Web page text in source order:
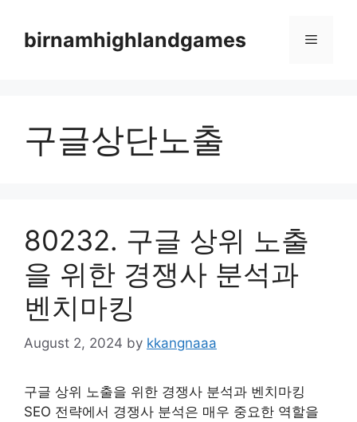
contentbirnamhighlandgames Menu
구글상단노출
80232. 구글 상위 노출
을 위한 경쟁사 분석과
벤치마킹
August 2, 2024 by kkangnaaa
구글 상위 노출을 위한 경쟁사 분석과 벤치마킹
SEO 전략에서 경쟁사 분석은 매우 중요한 역할을